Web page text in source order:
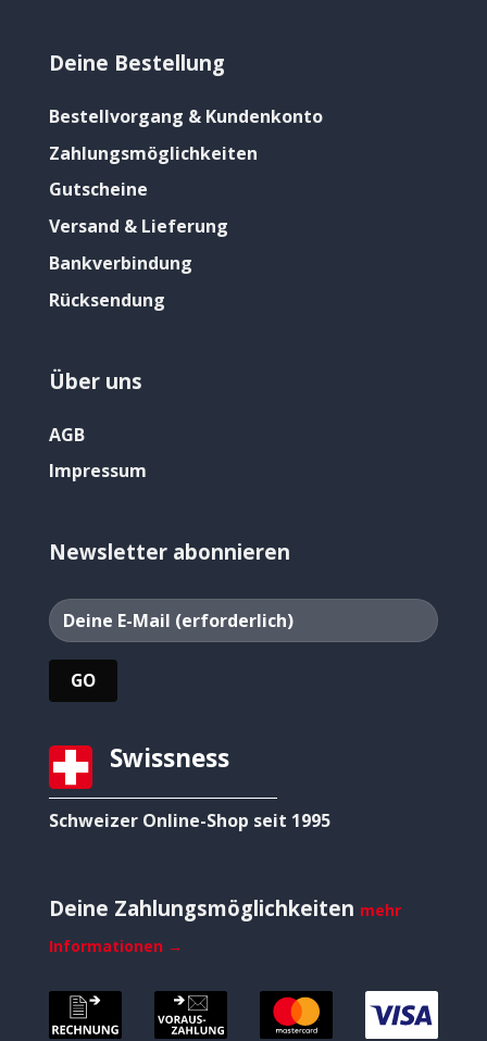
Deine Bestellung
Bestellvorgang & Kundenkonto
Zahlungsmöglichkeiten
Gutscheine
Versand & Lieferung
Bankverbindung
Rücksendung
Über uns
AGB
Impressum
Newsletter abonnieren
Swissness
Schweizer Online-Shop seit 1995
Deine Zahlungsmöglichkeiten mehr
Informationen →